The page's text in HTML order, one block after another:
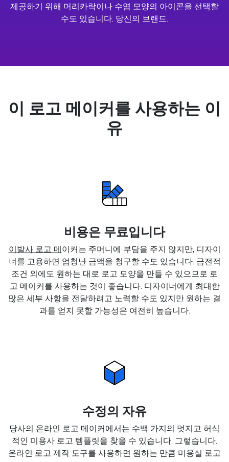
제공하기 위해 머리카락이나 수염 모양의 아이콘을 선택할
수도 있습니다. 당신의 브랜드.
이 로고 메이커를 사용하는 이
유
비용은 무료입니다
이발사 로고 메이커는 주머니에 부담을 주지 않지만, 디자이
너를 고용하면 엄청난 금액을 청구할 수도 있습니다. 금전적
조건 외에도 원하는 대로 로고 모양을 만들 수 있으므로 로
고 메이커를 사용하는 것이 좋습니다. 디자이너에게 최대한
많은 세부 사항을 전달하려고 노력할 수도 있지만 원하는 결
과를 얻지 못할 가능성은 여전히 높습니다.
수정의 자유
당사의 온라인 로고 메이커에서는 수백 가지의 멋지고 허식
적인 미용사 로고 템플릿을 찾을 수 있습니다. 그렇습니다.
온라인 로고 제작 도구를 사용하면 원하는 만큼 미용실 로고